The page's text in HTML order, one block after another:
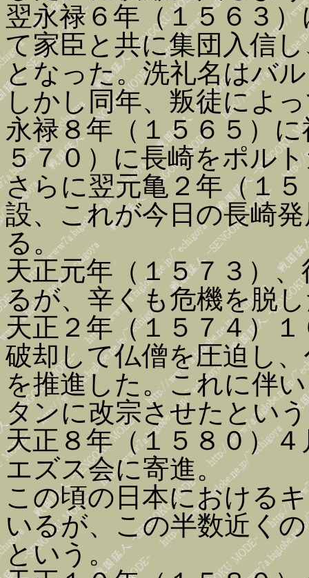
翌永禄６年（１５６３
て家臣と共に集団入信
となった。洗礼名はバ
しかし同年、叛徒によ
永禄８年（１５６５）
５７０）に長崎をポル
さらに翌元亀２年（１
設、これが今日の長崎
る。
天正元年（１５７３）
るが、辛くも危機を脱
天正２年（１５７４）
破却して仏僧を圧迫し
を推進した。これに伴
タンに改宗させたとい
天正８年（１５８０）
エズス会に寄進。
この頃の日本における
いるが、この半数近く
という。